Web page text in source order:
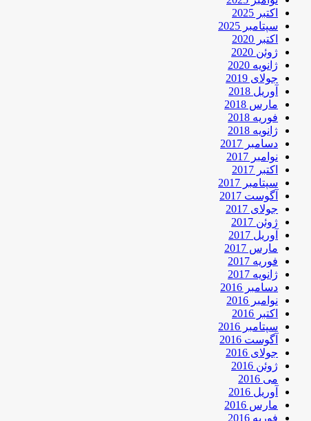
اکتبر 2025
سپتامبر 2025
اکتبر 2020
ژوئن 2020
ژانویه 2020
جولای 2019
آوریل 2018
مارس 2018
فوریه 2018
ژانویه 2018
دسامبر 2017
نوامبر 2017
اکتبر 2017
سپتامبر 2017
آگوست 2017
جولای 2017
ژوئن 2017
آوریل 2017
مارس 2017
فوریه 2017
ژانویه 2017
دسامبر 2016
نوامبر 2016
اکتبر 2016
سپتامبر 2016
آگوست 2016
جولای 2016
ژوئن 2016
می 2016
آوریل 2016
مارس 2016
فوریه 2016